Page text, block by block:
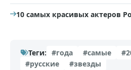
10 самых красивых актеров
Теги: #года #самые
#русские
#звезды